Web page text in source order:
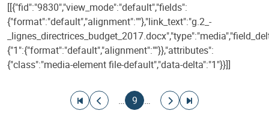
[[{"fid":"9830","view_mode":"default","fields":
{"format":"default","alignment":""},"link_text":"g.2_-
{"1":{"format":"default","alignment":""}},"attributes":
{"class":"media-element file-default","data-delta":"1"}}]]
Aller à la première page
Aller à la page précédente
…
Page courante
9 …
Aller à la page suivante
Aller à la dernière page